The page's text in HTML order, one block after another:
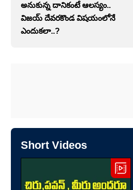
అనుకున్న దానికంటే ఆలస్యం..
విజయ్ దేవరకొండ విషయంలోనే
ఎందుకలా..?
Short Videos